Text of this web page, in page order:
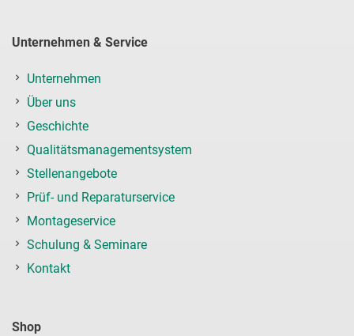
Unternehmen & Service
Unternehmen
Über uns
Geschichte
Qualitätsmanagementsystem
Stellenangebote
Prüf- und Reparaturservice
Montageservice
Schulung & Seminare
Kontakt
Shop